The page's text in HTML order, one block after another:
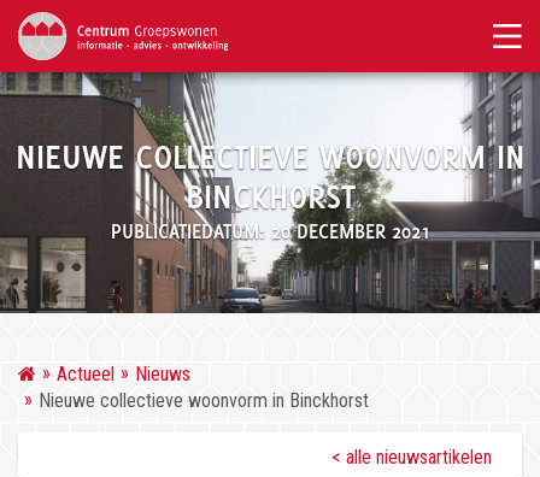
NIEUWE COLLECTIEVE WOONVORM IN
BINCKHORST
PUBLICATIEDATUM: 20 DECEMBER 2021
Actueel
Nieuws
Nieuwe collectieve woonvorm in Binckhorst
< alle nieuwsartikelen